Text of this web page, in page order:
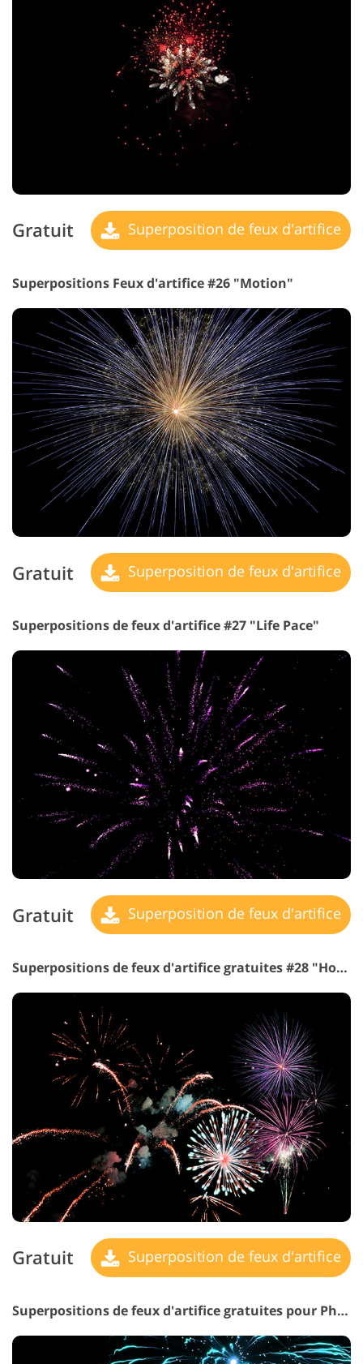
Gratuit Superposition de feux d'artifice
Superpositions Feux d'artifice #26 "Motion"
Gratuit Superposition de feux d'artifice
Superpositions de feux d'artifice #27 "Life Pace"
Gratuit Superposition de feux d'artifice
Superpositions de feux d'artifice gratuites #28 "Holiday Time"
Gratuit Superposition de feux d'artifice
Superpositions de feux d'artifice gratuites pour Photoshop #29 "Blue Waves"